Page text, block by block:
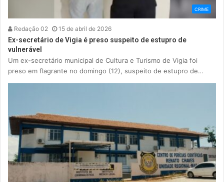
CRIME
Redação 02 15 de abril de 2026
Ex-secretário de Vigia é preso suspeito de estupro de
vulnerável
Um ex-secretário municipal de Cultura e Turismo de Vigia foi
preso em flagrante no domingo (12), suspeito de estupro de…